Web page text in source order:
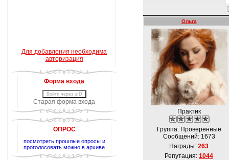
Для добавления необходима
авторизация
Форма входа
Войти через uID
Старая форма входа
ОПРОС
посмотреть прошлые опросы и
проголосовать можно в архиве
Ольга
Практик
Группа: Проверенные
Сообщений: 1673
Награды: 263
Репутация: 1044